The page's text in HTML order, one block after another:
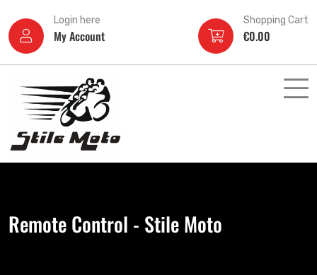
Login here
My Account
Shopping Cart
€0.00
Remote Control - Stile Moto